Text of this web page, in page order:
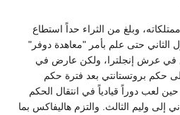
وبلغ من الثراء حداً استطاع
الثاني حتى علم بأمر "معاهدة دوفر"
عرش إنجلترا، ولكن عارض في
إلى حكم بروتستانتي بعد فترة حكم
لعب دوراً قيادياً في انتقال الحكم
وليم الثالث. والتزم هاليفاكس بما